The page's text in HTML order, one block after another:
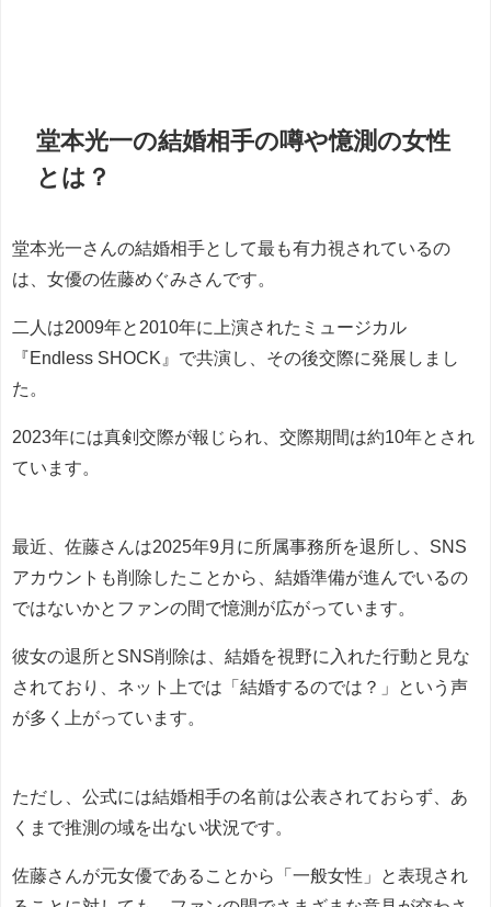
堂本光一の結婚相手の噂や憶測の女性
とは？
堂本光一さんの結婚相手として最も有力視されているの
は、女優の佐藤めぐみさんです。
二人は2009年と2010年に上演されたミュージカル
『Endless SHOCK』で共演し、その後交際に発展しまし
た。
2023年には真剣交際が報じられ、交際期間は約10年とされ
ています。
最近、佐藤さんは2025年9月に所属事務所を退所し、SNS
アカウントも削除したことから、結婚準備が進んでいるの
ではないかとファンの間で憶測が広がっています。
彼女の退所とSNS削除は、結婚を視野に入れた行動と見な
されており、ネット上では「結婚するのでは？」という声
が多く上がっています。
ただし、公式には結婚相手の名前は公表されておらず、あ
くまで推測の域を出ない状況です。
佐藤さんが元女優であることから「一般女性」と表現され